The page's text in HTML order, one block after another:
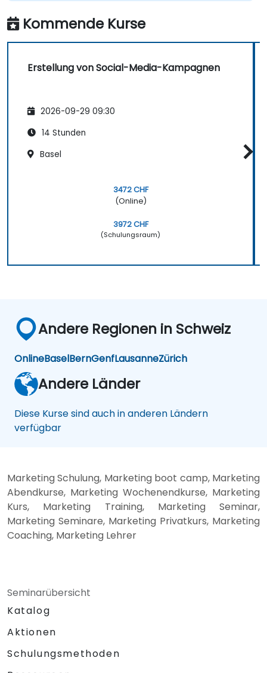
Kommende Kurse
Erstellung von Social-Media-Kampagnen
2026-09-29 09:30
14 Stunden
Basel
3472 CHF
(Online)
3972 CHF
(Schulungsraum)
Andere Regionen in Schweiz
OnlineBaselBernGenfLausanneZürich
Andere Länder
Diese Kurse sind auch in anderen Ländern
verfügbar
Marketing Schulung, Marketing boot camp, Marketing
Abendkurse, Marketing Wochenendkurse, Marketing
Kurs, Marketing Training, Marketing Seminar,
Marketing Seminare, Marketing Privatkurs, Marketing
Coaching, Marketing Lehrer
Seminarübersicht
Katalog
Aktionen
Schulungsmethoden